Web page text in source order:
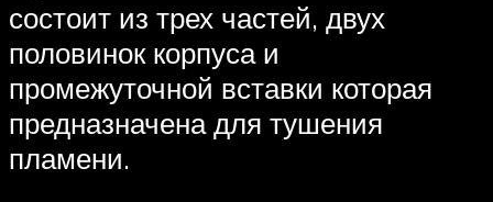
состоит из трех частей, двух
половинок корпуса и
промежуточной вставки которая
предназначена для тушения
пламени.